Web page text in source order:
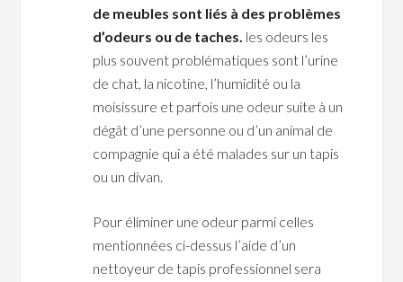
de meubles sont liés à des problèmes
d’odeurs ou de taches. les odeurs les
plus souvent problématiques sont l’urine
de chat, la nicotine, l’humidité ou la
moisissure et parfois une odeur suite à un
dégât d’une personne ou d’un animal de
compagnie qui a été malades sur un tapis
ou un divan.
Pour éliminer une odeur parmi celles
mentionnées ci-dessus l’aide d’un
nettoyeur de tapis professionnel sera